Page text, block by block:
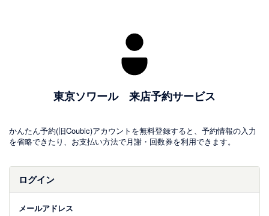
東京ソワール 来店予約サービス
かんたん予約(旧Coubic)アカウントを無料登録すると、予約情報の入力
を省略できたり、お支払い方法で月謝・回数券を利用できます。
ログイン
メールアドレス